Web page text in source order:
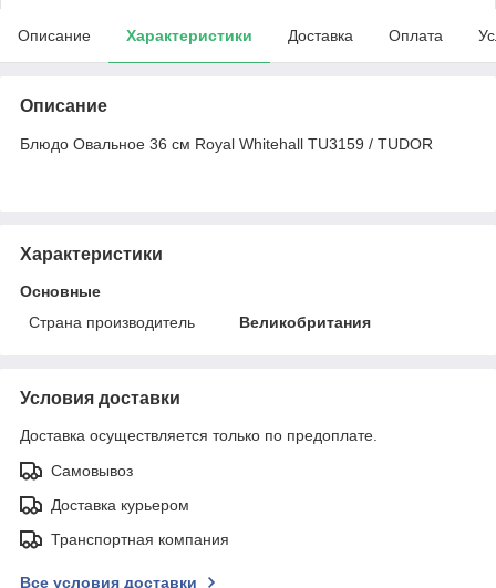
Описание Характеристики Доставка Оплата
Описание
Блюдо Овальное 36 см Royal Whitehall TU3159 / TUDOR
Характеристики
Основные
Страна производитель
Великобритания
Условия доставки
Доставка осуществляется только по предоплате.
Самовывоз
Доставка курьером
Транспортная компания
Все условия доставки